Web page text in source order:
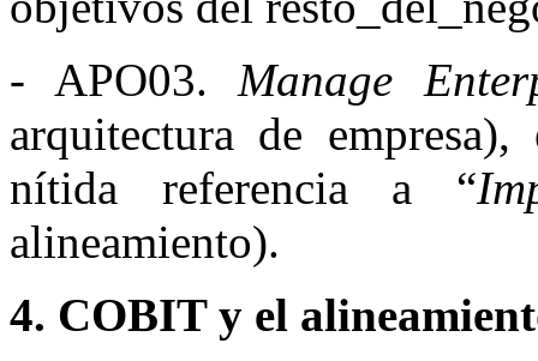
- APO03.Manage
arquitectura de
nítida referencia a “
alineamiento).
4. COBIT y el